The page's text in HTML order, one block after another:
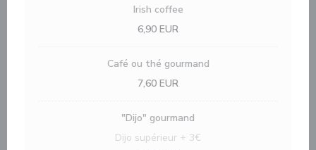
Irish coffee
6,90 EUR
Café ou thé gourmand
7,60 EUR
"Dijo" gourmand
Dijo supérieur + 3€